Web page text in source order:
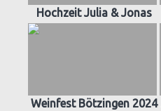
Hochzeit Julia & Jonas
Weinfest Bötzingen 2024